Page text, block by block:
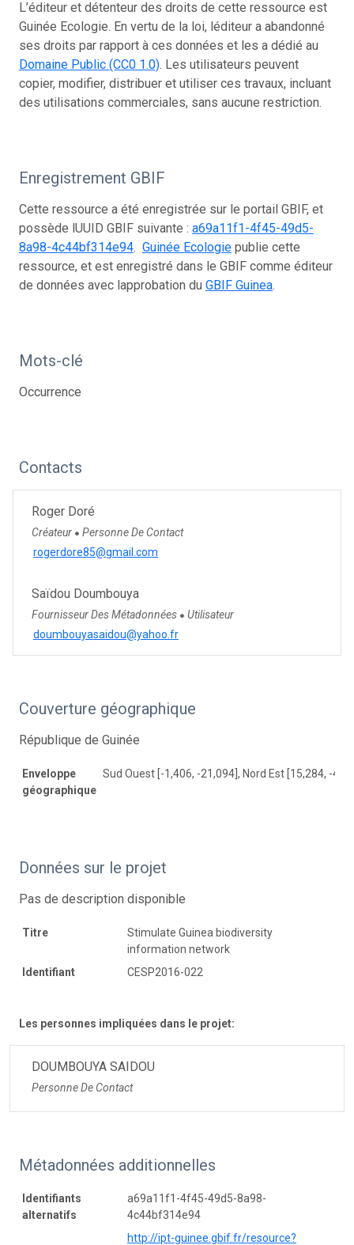
L’éditeur et détenteur des droits de cette ressource est
Guinée Ecologie. En vertu de la loi, léditeur a abandonné
ses droits par rapport à ces données et les a dédié au
Domaine Public (CC0 1.0). Les utilisateurs peuvent
copier, modifier, distribuer et utiliser ces travaux, incluant
des utilisations commerciales, sans aucune restriction.
Enregistrement GBIF
Cette ressource a été enregistrée sur le portail GBIF, et
possède lUUID GBIF suivante : a69a11f1-4f45-49d5-
8a98-4c44bf314e94. Guinée Ecologie publie cette
ressource, et est enregistré dans le GBIF comme éditeur
de données avec lapprobation du GBIF Guinea.
Mots-clé
Occurrence
Contacts
Roger Doré
Créateur ● Personne De Contact
rogerdore85@gmail.com
Saïdou Doumbouya
Fournisseur Des Métadonnées ● Utilisateur
doumbouyasaidou@yahoo.fr
Couverture géographique
République de Guinée
Enveloppe
géographique
Sud Ouest [-1,406, -21,094], Nord Est [15,284, -
Données sur le projet
Pas de description disponible
Titre
Stimulate Guinea biodiversity
information network
Identifiant
CESP2016-022
Les personnes impliquées dans le projet:
DOUMBOUYA SAIDOU
Personne De Contact
Métadonnées additionnelles
Identifiants
alternatifs
a69a11f1-4f45-49d5-8a98-
4c44bf314e94
http://ipt-guinee.gbif.fr/resource?